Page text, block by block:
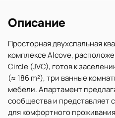
Описание
Просторная двухспальная
комплексе Alcove,
Circle (JVC), готов к
(≈ 186 m²), три ванные
мебели. Апартамент
сообщества и представляет
для комфортного